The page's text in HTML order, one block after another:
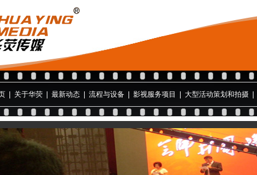
| 关于华荧| 最新动态| 流程与设备| 影视服务项目 大型活动策划和拍摄|